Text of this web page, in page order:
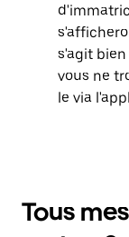
s'agit
vous ne
le via
Tous